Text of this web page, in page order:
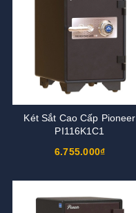
Két Sắt Cao Cấp Pioneer
PI116K1C1
6.755.000₫